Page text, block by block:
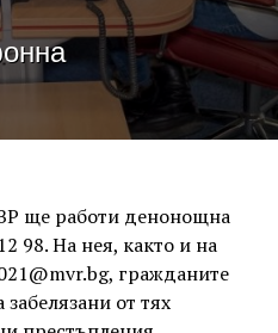
ще работи денонощна
98. На нея, както и на
гражданите
от тях